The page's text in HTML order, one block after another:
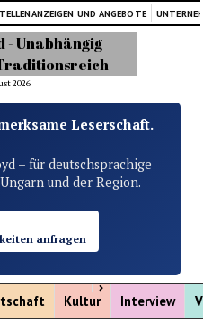
UND ANGEBOTE
2026
Leserschaft.
– für deutschsprachige
und der Region.
anfragen
Kultur
Menü öffnen
Interview